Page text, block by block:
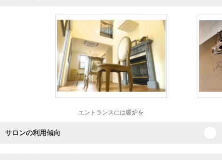
エントランスには暖炉を
サロンの利用傾向